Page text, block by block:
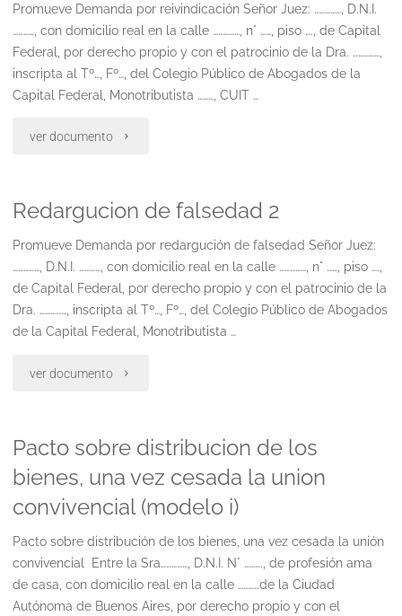
Promueve Demanda por reivindicación Señor Juez: ……………, D.N.I.
…………, con domicilio real en la calle ……………, n° ……, piso …., de Capital
Federal, por derecho propio y con el patrocinio de la Dra. ……………,
inscripta al Tº…, Fº…, del Colegio Público de Abogados de la
Capital Federal, Monotributista ………, CUIT …
ver documento "Reivindicacion"
Redargucion de falsedad 2
Promueve Demanda por redargución de falsedad Señor Juez:
……………, D.N.I. …………, con domicilio real en la calle ……………, n° ……, piso ….,
de Capital Federal, por derecho propio y con el patrocinio de la
Dra. ……………, inscripta al Tº…, Fº…, del Colegio Público de Abogados
de la Capital Federal, Monotributista …
ver documento "Redargucion
falsedad
2"
Pacto sobre distribucion de los
bienes, una vez cesada la union
convivencial (modelo i)
Pacto sobre distribución de los bienes, una vez cesada la unión
convivencial Entre la Sra……………, D.N.I. N° ………., de profesión ama
de casa, con domicilio real en la calle …………de la Ciudad
Autónoma de Buenos Aires, por derecho propio y con el